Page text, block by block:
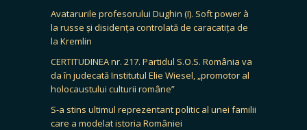
Avatarurile profesorului Dughin (I). Soft power à
la russe și disidența controlată de caracatița de
la Kremlin
CERTITUDINEA nr. 217. Partidul S.O.S. România va
da în judecată Institutul Elie Wiesel, „promotor al
holocaustului culturii române”
S-a stins ultimul reprezentant politic al unei familii
care a modelat istoria României